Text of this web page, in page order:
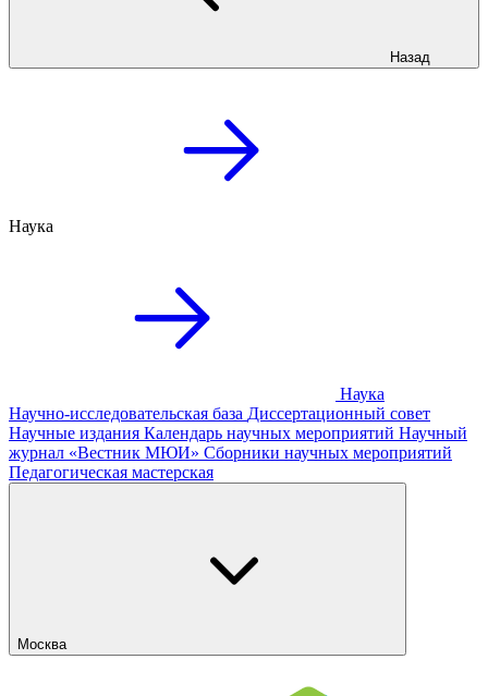
Назад
Наука
Наука
Научно-исследовательская база Диссертационный совет
Научные издания Календарь научных мероприятий Научный
журнал «Вестник МЮИ» Сборники научных мероприятий
Педагогическая мастерская
Москва